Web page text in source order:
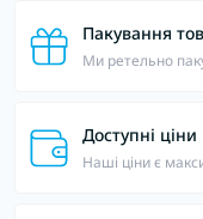
Пакування
Ми ретельно
Доступні ціни
Наші ціни є